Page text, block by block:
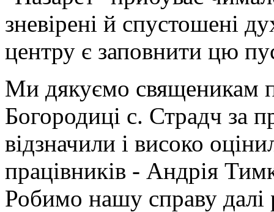
зневірені й спустошені
центру є заповнити цю
Ми дякуємо священикам
Богородиці с. Страдч за
відзначили і високо
працівників - Андрія
Робимо нашу справу далі